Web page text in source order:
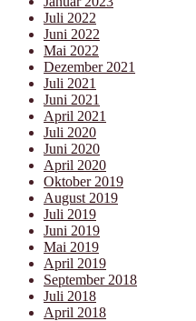
Juli 2022
Juni 2022
Mai 2022
Dezember 2021
Juli 2021
Juni 2021
April 2021
Juli 2020
Juni 2020
April 2020
Oktober 2019
August 2019
Juli 2019
Juni 2019
Mai 2019
April 2019
September 2018
Juli 2018
April 2018